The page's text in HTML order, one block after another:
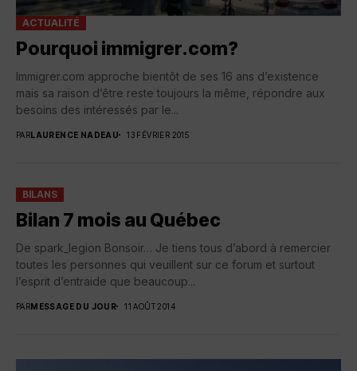
ACTUALITÉ
Pourquoi immigrer.com?
Immigrer.com approche bientôt de ses 16 ans d’existence
mais sa raison d’être reste toujours la même, répondre aux
besoins des intéressés par le...
PARLAURENCE NADEAU 13 FÉVRIER 2015
BILANS
Bilan 7 mois au Québec
De spark_legion Bonsoir… Je tiens tous d’abord à remercier
toutes les personnes qui veuillent sur ce forum et surtout
l’esprit d’entraide que beaucoup...
PARMESSAGE DU JOUR 11 AOÛT 2014